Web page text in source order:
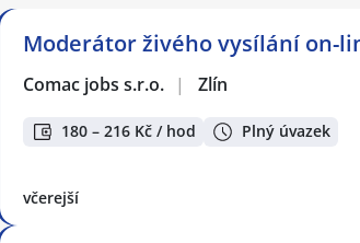
Moderátor živého vysílání on-
Comac jobs s.r.o. | Zlín
180 – 216 Kč / hod Plný úvazek
včerejší